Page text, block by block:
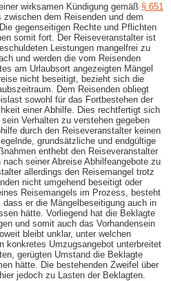
wirksamen Kündigung gemäß § 651
zwischen dem Reisenden und dem
gegenseitigen Rechte und Pflichten
somit fort. Der Reiseveranstalter ist
Leistungen mangelfrei zu
und werden die vom Reisenden
am Urlaubsort angezeigten Mängel
nicht beseitigt, bezieht sich die
Dem Reisenden obliegt
sowohl für das Fortbestehen der
einer Abhilfe. Dies rechtfertigt sich
Verhalten zu verstehen gegeben
durch den Reiseveranstalter keinen
grundsätzliche und endgültige
enthebt den Reiseveranstalter
seiner Abreise Abhilfeangebote zu
allerdings den Reisemangel trotz
nicht umgehend beseitigt oder
Reisemangels im Prozess, besteht
er die Mängelbeseitigung auch in
hätte. Vorliegend hat die Beklagte
und somit auch das Vorhandensein
bleibt unklar, unter welchen
konkretes Umzugsangebot unterbreitet
gerügten Umstand die Beklagte
hätte. Die bestehenden Zweifel über
jedoch zu Lasten der Beklagten.